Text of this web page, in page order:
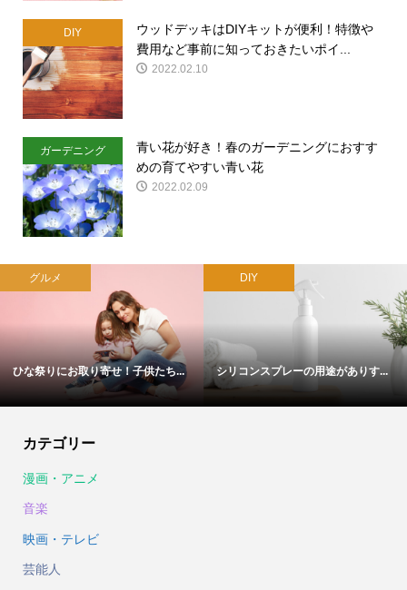
DIY
ウッドデッキはDIYキットが便利！特徴や
費用など事前に知っておきたいポイ...
2022.02.10
ガーデニング
青い花が好き！春のガーデニングにおすす
めの育てやすい青い花
2022.02.09
グルメ
ひな祭りにお取り寄せ！子供たち...
DIY
シリコンスプレーの用途がありす...
カテゴリー
漫画・アニメ
音楽
映画・テレビ
芸能人